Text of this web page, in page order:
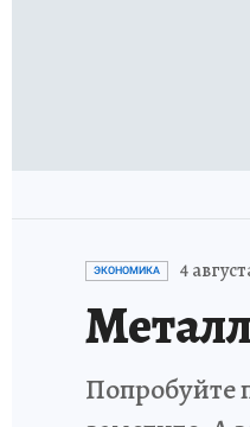
ЭКОНОМИКА 4
Попробуйте